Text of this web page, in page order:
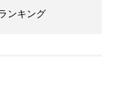
ンキング